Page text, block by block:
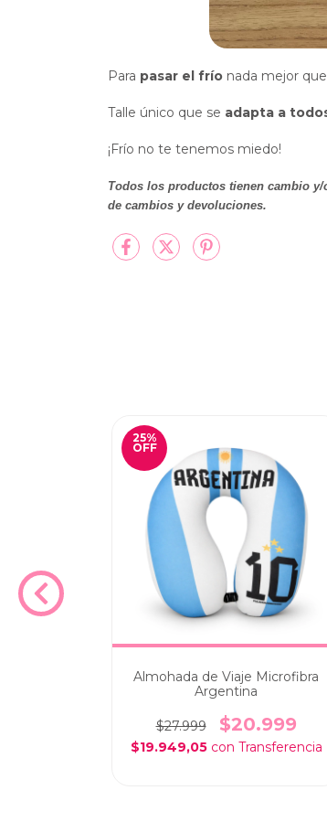
Para pasar el frío nada mejor
Talle único que se adapta a
¡Frío no te tenemos miedo!
Todos los productos tienen cambio
de cambios y devoluciones.
25%
OFF
Almohada de Viaje Microfibra
Argentina
$27.999 $20.999
$19.949,05 con